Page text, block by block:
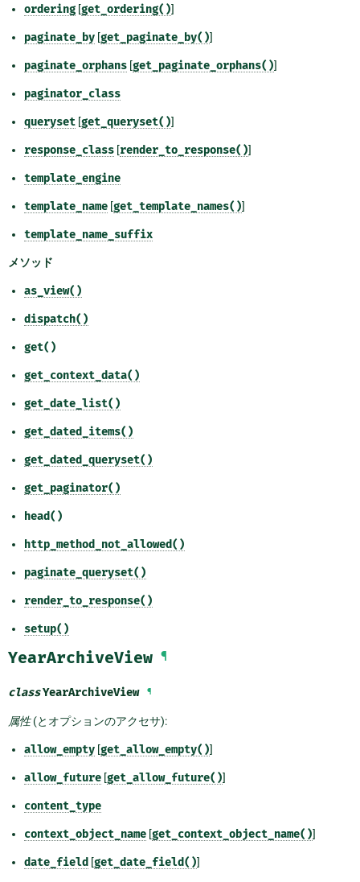
ordering [get_ordering()]
paginate_by [get_paginate_by()]
paginate_orphans [get_paginate_orphans()]
paginator_class
queryset [get_queryset()]
response_class [render_to_response()]
template_engine
template_name [get_template_names()]
template_name_suffix
メソッド
as_view()
dispatch()
get()
get_context_data()
get_date_list()
get_dated_items()
get_dated_queryset()
get_paginator()
head()
http_method_not_allowed()
paginate_queryset()
render_to_response()
setup()
YearArchiveView ¶
classYearArchiveView ¶
属性(とオプションのアクセサ):
allow_empty [get_allow_empty()]
allow_future [get_allow_future()]
content_type
context_object_name [get_context_object_name()]
date_field [get_date_field()]